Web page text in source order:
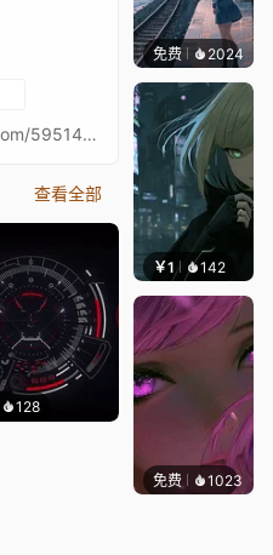
bilibili：https://space.bilibili.com/59514408原画来自@韩一杰更多画师作品至画师LOFTER https://hanyijie.lofter.com/大家好，我是大污师。
查看全部
128
免费 2024辰东
￥1 142
免费 1023辰东